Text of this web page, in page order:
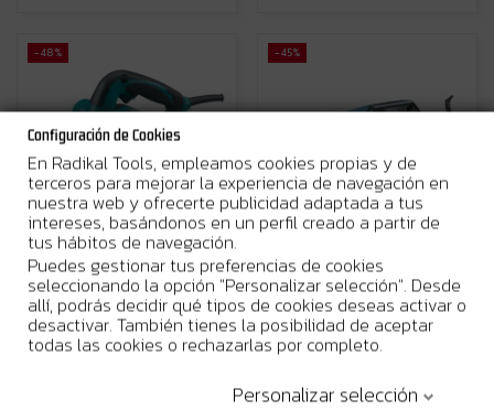
-48%
Disponible bajo pedido
Cepillo eléctrico Makita
KP0810 - 850 W - 82 mm de
ancho, profundo y con regla
guía
220,00 €427,13 €
-45%
Disponible bajo pedido
Cepillo eléctrico Makita 1806B
- 1.200 W - 170 mm,
profundidad de corte 2 mm,
robusto...
475,33 €856,68 €
Configuración de Cookies
En Radikal Tools, empleamos cookies propias y de
terceros para mejorar la experiencia de navegación en
nuestra web y ofrecerte publicidad adaptada a tus
intereses, basándonos en un perfil creado a partir de
tus hábitos de navegación.
Puedes gestionar tus preferencias de cookies
seleccionando la opción "Personalizar selección". Desde
allí, podrás decidir qué tipos de cookies deseas activar o
desactivar. También tienes la posibilidad de aceptar
todas las cookies o rechazarlas por completo.
Personalizar selección